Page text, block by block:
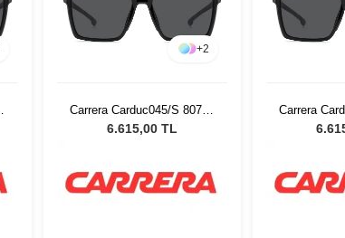
+2
Carrera Carduc045/S 80756
Erkek Güneş Gözlüğü
6.615,00 TL
Carrera
Erkek